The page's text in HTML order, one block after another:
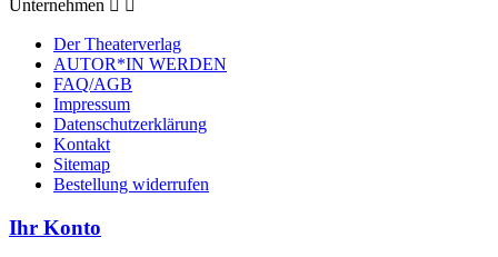
Unternehmen  
Der Theaterverlag
AUTOR*IN WERDEN
FAQ/AGB
Impressum
Datenschutzerklärung
Kontakt
Sitemap
Bestellung widerrufen
Ihr Konto